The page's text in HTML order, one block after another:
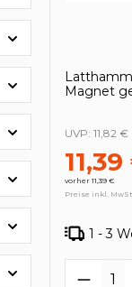
Magnet
vorher 11,39 €
UVP: 11,82 €
Preise inkl.
1 - 3